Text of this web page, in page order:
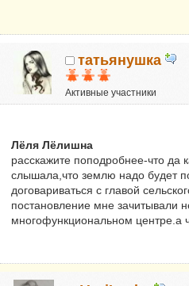
татьянушка
Активные участники
Лёля Лёлишна
расскажите поподробнее-что да
слышала,что землю надо будет
договариваться с главой
постановление мне зачитывали
многофункциональном центре.а